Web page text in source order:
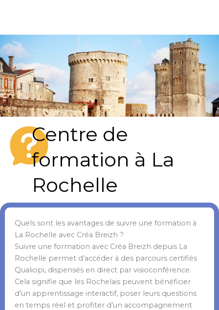
Centre de
formation à La
Rochelle
Quels sont les avantages de suivre une formation à
La Rochelle avec Créa Breizh ?
Suivre une formation avec Créa Breizh depuis La
Rochelle permet d’accéder à des parcours certifiés
Qualiopi, dispensés en direct par visioconférence.
Cela signifie que les Rochelais peuvent bénéficier
d’un apprentissage interactif, poser leurs questions
en temps réel et profiter d’un accompagnement